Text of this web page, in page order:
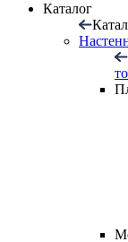
Каталог